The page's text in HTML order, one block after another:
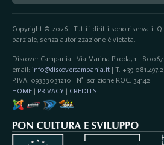
Copyright © 2026 - Tutti i diritti sono riservati.
parziale, senza autorizzazione è vietata.
Discover Campania | Via Marina Piccola, 1 - 80067
email: info@discovercampania.it| T. +39
P.IVA: 09333031210 | N° iscrizione ROC: 34142
HOME| PRIVACY | CREDITS